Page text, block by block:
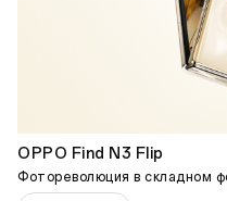
OPPO Find N3 Flip
Фотореволюция в складном